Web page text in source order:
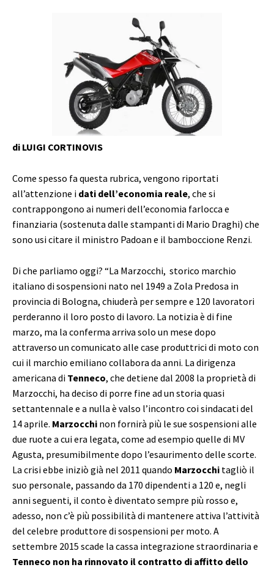
di LUIGI CORTINOVIS
Come spesso fa questa rubrica, vengono riportati
all’attenzione i dati dell’economia reale, che si
contrappongono ai numeri dell’economia farlocca e
finanziaria (sostenuta dalle stampanti di Mario Draghi) che
sono usi citare il ministro Padoan e il bamboccione Renzi.
Di che parliamo oggi? “La Marzocchi, storico marchio
italiano di sospensioni nato nel 1949 a Zola Predosa in
provincia di Bologna, chiuderà per sempre e 120 lavoratori
perderanno il loro posto di lavoro. La notizia è di fine
marzo, ma la conferma arriva solo un mese dopo
attraverso un comunicato alle case produttrici di moto con
cui il marchio emiliano collabora da anni. La dirigenza
americana di Tenneco, che detiene dal 2008 la proprietà di
Marzocchi, ha deciso di porre fine ad un storia quasi
settantennale e a nulla è valso l’incontro coi sindacati del
14 aprile. Marzocchi non fornirà più le sue sospensioni alle
due ruote a cui era legata, come ad esempio quelle di MV
Agusta, presumibilmente dopo l’esaurimento delle scorte.
La crisi ebbe iniziò già nel 2011 quando Marzocchi tagliò il
suo personale, passando da 170 dipendenti a 120 e, negli
anni seguenti, il conto è diventato sempre più rosso e,
adesso, non c’è più possibilità di mantenere attiva l’attività
del celebre produttore di sospensioni per moto. A
settembre 2015 scade la cassa integrazione straordinaria e
Tenneco non ha rinnovato il contratto di affitto dello